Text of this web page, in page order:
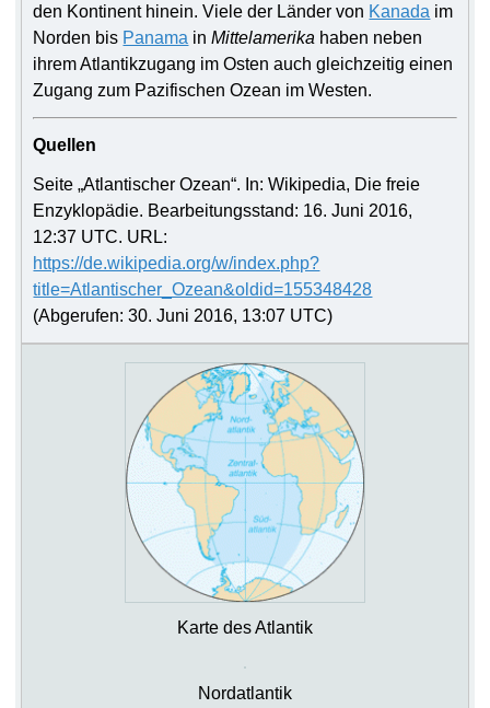
den Kontinent hinein. Viele der Länder von Kanada im
Norden bis Panama inMittelamerika haben neben
ihrem Atlantikzugang im Osten auch gleichzeitig einen
Zugang zum Pazifischen Ozean im Westen.
Quellen
Seite „Atlantischer Ozean“. In: Wikipedia, Die freie
Enzyklopädie. Bearbeitungsstand: 16. Juni 2016,
12:37 UTC. URL:
https://de.wikipedia.org/w/index.php?
title=Atlantischer_Ozean&oldid=155348428
(Abgerufen: 30. Juni 2016, 13:07 UTC)
Karte des Atlantik
Nordatlantik